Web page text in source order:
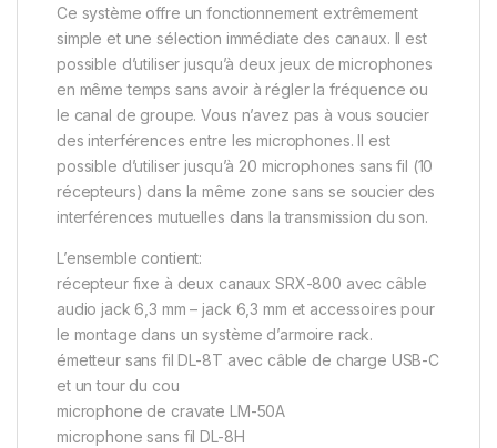
Ce système offre un fonctionnement extrêmement
simple et une sélection immédiate des canaux. Il est
possible d’utiliser jusqu’à deux jeux de microphones
en même temps sans avoir à régler la fréquence ou
le canal de groupe. Vous n’avez pas à vous soucier
des interférences entre les microphones. Il est
possible d’utiliser jusqu’à 20 microphones sans fil (10
récepteurs) dans la même zone sans se soucier des
interférences mutuelles dans la transmission du son.
L’ensemble contient:
récepteur fixe à deux canaux SRX-800 avec câble
audio jack 6,3 mm – jack 6,3 mm et accessoires pour
le montage dans un système d’armoire rack.
émetteur sans fil DL-8T avec câble de charge USB-C
et un tour du cou
microphone de cravate LM-50A
microphone sans fil DL-8H